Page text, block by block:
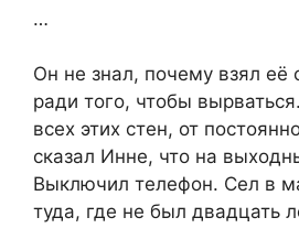
…
Он не знал, почему взял её
ради того, чтобы
всех этих стен, от
сказал Инне, что на
Выключил телефон. Сел в
туда, где не был двадцать